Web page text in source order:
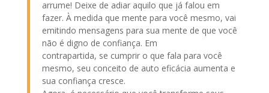
arrume! Deixe de adiar aquilo que já falou em
fazer. À medida que mente para você mesmo, vai
emitindo mensagens para sua mente de que você
não é digno de confiança. Em
contrapartida, se cumprir o que fala para você
mesmo, seu conceito de auto eficácia aumenta e
sua confiança cresce.